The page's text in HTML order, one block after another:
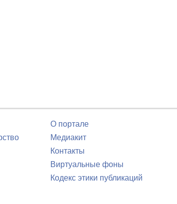
О портале
Медиакит
Контакты
Виртуальные фоны
Кодекс этики публикаций